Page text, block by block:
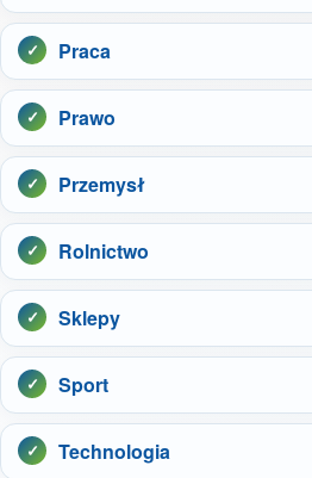
Praca
Prawo
Przemysł
Rolnictwo
Sklepy
Sport
Technologia